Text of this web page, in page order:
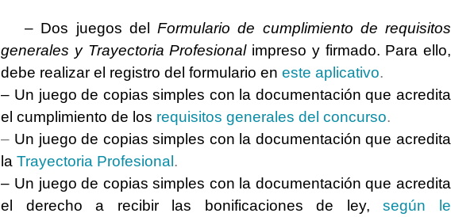
– Dos juegos del Formulario de cumplimiento de requisitos
generales y Trayectoria Profesionalimpreso y firmado. Para ello,
debe realizar el registro del formulario en este aplicativo.
– Un juego de copias simples con la documentación que acredita
el cumplimiento de los requisitos generales del concurso.
– Un juego de copias simples con la documentación que acredita
la Trayectoria Profesional .
– Un juego de copias simples con la documentación que acredita
el derecho a recibir las bonificaciones de ley,
según le